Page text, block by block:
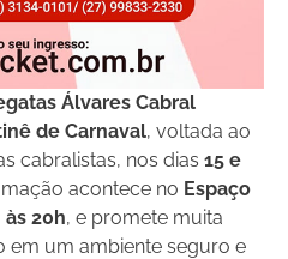
Álvares Cabral
de Carnaval, voltada ao
cabralistas, nos dias 15 e
acontece no Espaço
às 20h, e promete muita
em um ambiente seguro e